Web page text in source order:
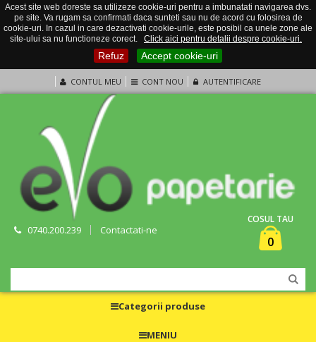
Acest site web doreste sa utilizeze cookie-uri pentru a imbunatati navigarea dvs.
pe site. Va rugam sa confirmati daca sunteti sau nu de acord cu folosirea de
cookie-uri. In cazul in care dezactivati cookie-urile, este posibil ca unele zone ale
site-ului sa nu functioneze corect.
Click aici pentru detalii despre cookie-uri.
Refuz Accept cookie-uri
CONTUL MEU CONT NOU AUTENTIFICARE
0740.200.239 Contactati-ne
COSUL TAU
0
Categorii produse
MENIU